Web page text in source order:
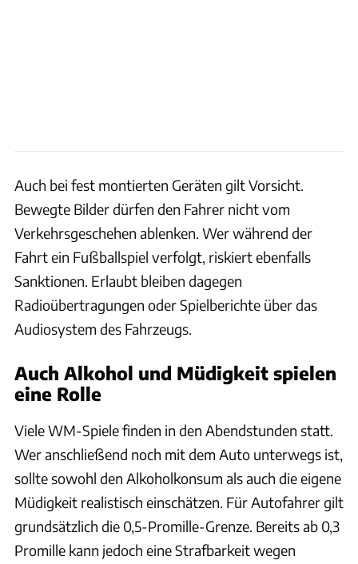
Auch bei fest montierten Geräten gilt Vorsicht.
Bewegte Bilder dürfen den Fahrer nicht vom
Verkehrsgeschehen ablenken. Wer während der
Fahrt ein Fußballspiel verfolgt, riskiert ebenfalls
Sanktionen. Erlaubt bleiben dagegen
Radioübertragungen oder Spielberichte über das
Audiosystem des Fahrzeugs.
Auch Alkohol und Müdigkeit spielen
eine Rolle
Viele WM-Spiele finden in den Abendstunden statt.
Wer anschließend noch mit dem Auto unterwegs ist,
sollte sowohl den Alkoholkonsum als auch die eigene
Müdigkeit realistisch einschätzen. Für Autofahrer gilt
grundsätzlich die 0,5-Promille-Grenze. Bereits ab 0,3
Promille kann jedoch eine Strafbarkeit wegen